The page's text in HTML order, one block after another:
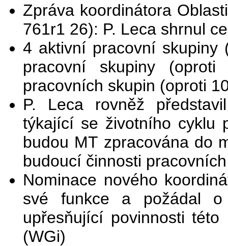
Zpráva koordinátora
761r1 26): P. Leca shrnul
4 aktivní pracovní skupiny
pracovní skupiny
pracovních skupin (oproti
P. Leca rovněž
týkající se životního cyklu
budou MT zpracována do
budoucí činnosti
Nominace nového
své funkce a požádal o
upřesňující povinnosti
(WGi)